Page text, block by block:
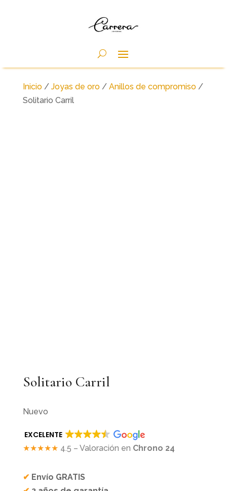
Inicio/ Joyas de oro/ Anillos de compromiso/
Solitario Carril
Solitario Carril
Nuevo
EXCELENTE
★★★★★ 4.5 – Valoración en Chrono 24
✔ Envío GRATIS